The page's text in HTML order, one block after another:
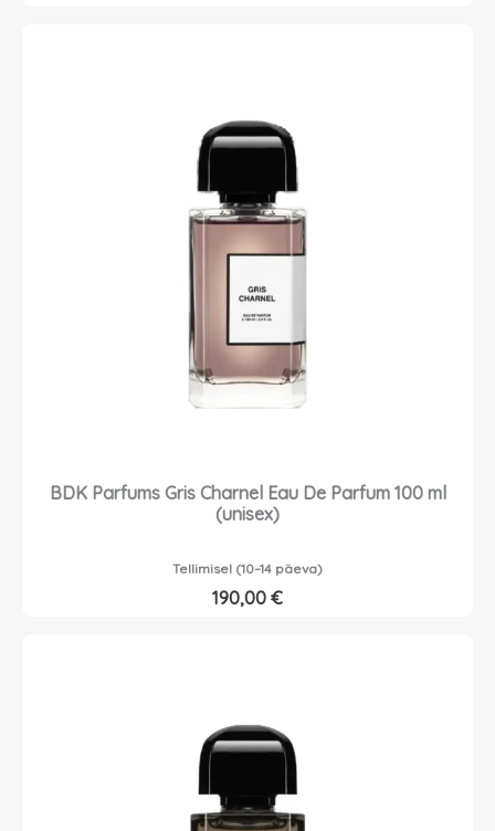
BDK Parfums Gris Charnel Eau De Parfum 100 ml
(unisex)
Tellimisel (10–14 päeva)
190,00 €